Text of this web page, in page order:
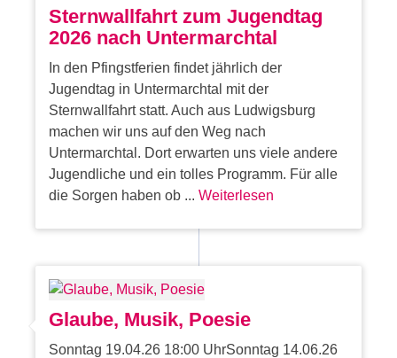
Sternwallfahrt zum Jugendtag
2026 nach Untermarchtal
In den Pfingstferien findet jährlich der
Jugendtag in Untermarchtal mit der
Sternwallfahrt statt. Auch aus Ludwigsburg
machen wir uns auf den Weg nach
Untermarchtal. Dort erwarten uns viele andere
Jugendliche und ein tolles Programm. Für alle
die Sorgen haben ob ...Weiterlesen
Glaube, Musik, Poesie
Sonntag 19.04.26 18:00 UhrSonntag 14.06.26